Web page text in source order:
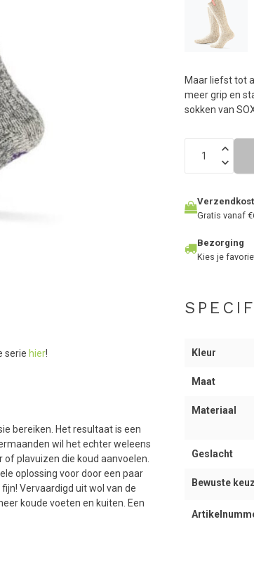
serie hier!
bereiken. Het resultaat is een
wil het echter weleens
of plavuizen die koud aanvoelen.
oplossing voor door een paar
Vervaardigd uit wol van de
koude voeten en kuiten. Een
Maar liefst tot
meer grip en
sokken van
Gratis vanaf
Bezorging
Kies je
Kleur
Maat
Materiaal
Geslacht
Bewuste